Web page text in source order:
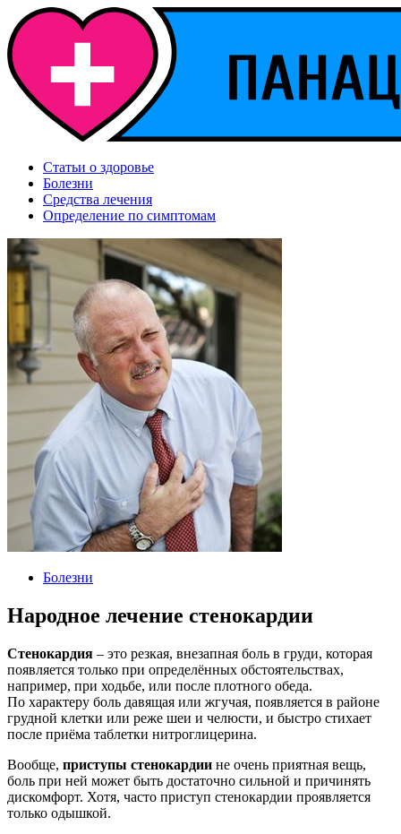
Статьи о здоровье
Болезни
Средства лечения
Определение по симптомам
Болезни
Народное лечение стенокардии
Стенокардия – это резкая, внезапная боль в груди, которая
появляется только при определённых обстоятельствах,
например, при ходьбе, или после плотного обеда.
По характеру боль давящая или жгучая, появляется в районе
грудной клетки или реже шеи и челюсти, и быстро стихает
после приёма таблетки нитроглицерина.
Вообще, приступы стенокардии не очень приятная вещь,
боль при ней может быть достаточно сильной и причинять
дискомфорт. Хотя, часто приступ стенокардии проявляется
только одышкой.